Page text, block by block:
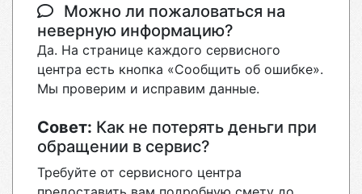
Можно ли пожаловаться на
неверную информацию?
Да. На странице каждого сервисного
центра есть кнопка «Сообщить об ошибке».
Мы проверим и исправим данные.
Совет: Как не потерять деньги при
обращении в сервис?
Требуйте от сервисного центра